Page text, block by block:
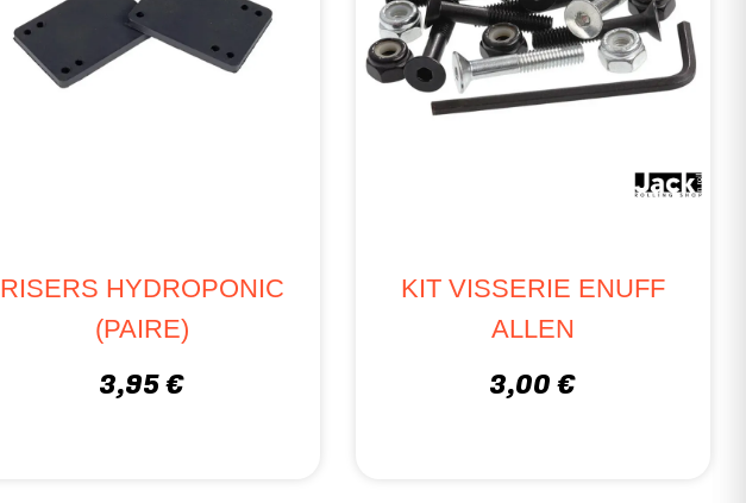
RISERS HYDROPONIC
(PAIRE)
3,95 €
KIT VISSERIE ENUFF
ALLEN
3,00 €